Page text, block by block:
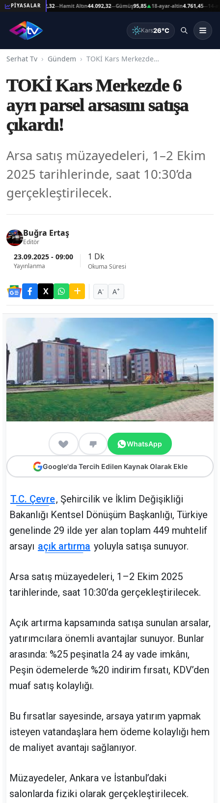
PİYASALAR
Altın44.092,32 Hamit Altın44.092,32—Gümüş95,85▲18-ayar-altin4.761,45—14-ayar-
Kars26°C
Serhat Tv Gündem TOKİ Kars Merkezde 6 ayrı parsel arsasını satışa çıkardı!
TOKİ Kars Merkezde 6
ayrı parsel arsasını satışa
çıkardı!
Arsa satış müzayedeleri, 1–2 Ekim
2025 tarihlerinde, saat 10:30’da
gerçekleştirilecek.
Buğra Ertaş
Editör
23.09.2025 - 09:00
Yayınlanma
1 Dk
Okuma Süresi
A- A+
WhatsApp
Google'da Tercih Edilen Kaynak Olarak Ekle
T.C. Çevre, Şehircilik ve İklim Değişikliği
Bakanlığı Kentsel Dönüşüm Başkanlığı, Türkiye
genelinde 29 ilde yer alan toplam 449 muhtelif
arsayı açık artırma yoluyla satışa sunuyor.
Arsa satış müzayedeleri, 1–2 Ekim 2025
tarihlerinde, saat 10:30’da gerçekleştirilecek.
Açık artırma kapsamında satışa sunulan arsalar,
yatırımcılara önemli avantajlar sunuyor. Bunlar
arasında: %25 peşinatla 24 ay vade imkânı,
Peşin ödemelerde %20 indirim fırsatı, KDV’den
muaf satış kolaylığı.
Bu fırsatlar sayesinde, arsaya yatırım yapmak
isteyen vatandaşlara hem ödeme kolaylığı hem
de maliyet avantajı sağlanıyor.
Müzayedeler, Ankara ve İstanbul’daki
salonlarda fiziki olarak gerçekleştirilecek.